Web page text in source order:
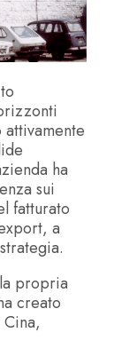
ha
sui
fatturato
a
propria
creato